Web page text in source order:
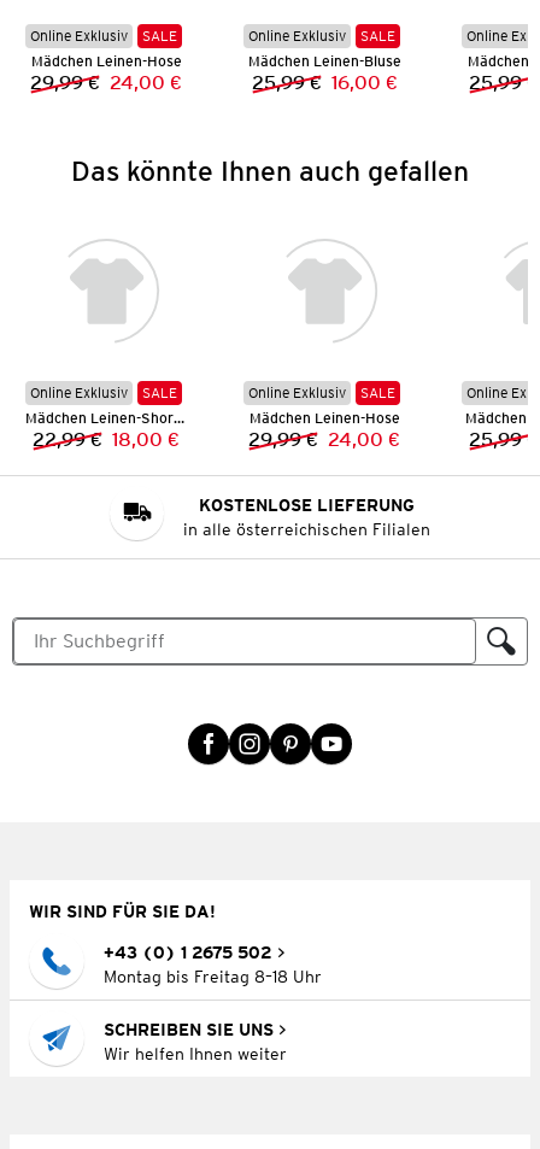
Online Exklusiv
SALE
Mädchen Leinen-Hose
Vorheriger Preis:
29,99 € Neuer Preis:
24,00 €
Online Exklusiv
SALE
Mädchen Leinen-Bluse
Vorheriger Preis:
25,99 € Neuer Preis:
16,00 €
Online
Mädchen
25,99 €
Das könnte Ihnen auch gefallen
Online Exklusiv
SALE
Mädchen Leinen-Shorts
Vorheriger Preis:
22,99 € Neuer Preis:
18,00 €
Online Exklusiv
SALE
Mädchen Leinen-Hose
Vorheriger Preis:
29,99 € Neuer Preis:
24,00 €
Online
Mädchen
25,99 €
KOSTENLOSE LIEFERUNG
in alle österreichischen Filialen
WIR SIND FÜR SIE DA!
+43 (0) 1 2675 502
Montag bis Freitag 8–18 Uhr
SCHREIBEN SIE UNS
Wir helfen Ihnen weiter